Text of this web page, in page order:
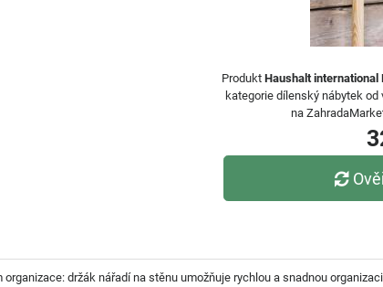
Produkt Haushalt international
kategorie dílenský nábytek
na
držák nářadí na stěnu umožňuje rychlou a snadnou